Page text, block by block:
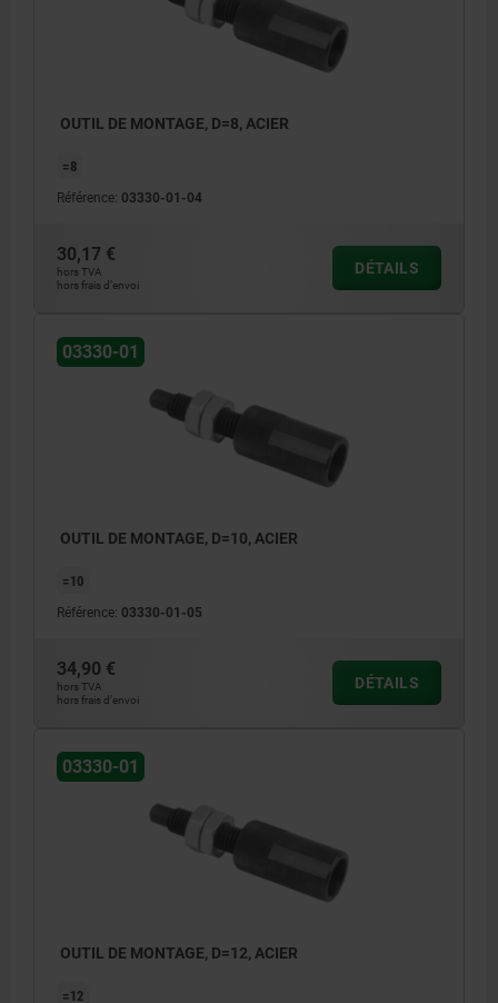
OUTIL DE MONTAGE, D=8, ACIER
=8
Référence: 03330-01-04
30,17 €
hors TVA
hors frais d’envoi
DÉTAILS
03330-01
OUTIL DE MONTAGE, D=10, ACIER
=10
Référence: 03330-01-05
34,90 €
hors TVA
hors frais d’envoi
DÉTAILS
03330-01
OUTIL DE MONTAGE, D=12, ACIER
=12